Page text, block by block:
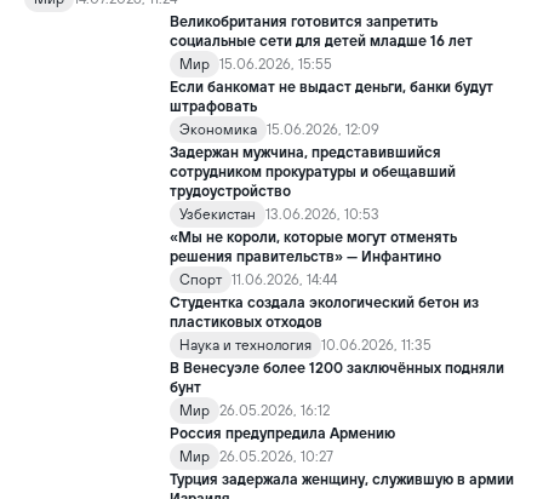
полученный на чемпионате мира по футболу FIFA 2026, в
качестве гуманитарной помощи жителям сектора Газа.
Великобритания готовится запретить
социальные сети для детей младше 16 лет
Мир 15.06.2026, 15:55
Если банкомат не выдаст деньги, банки будут
штрафовать
Экономика 15.06.2026, 12:09
Задержан мужчина, представившийся
сотрудником прокуратуры и обещавший
трудоустройство
Узбекистан
13.06.2026, 10:53
«Мы не короли, которые могут отменять
решения правительств» — Инфантино
Спорт 11.06.2026, 14:44
Студентка создала экологический бетон из
пластиковых отходов
Наука и технология 10.06.2026, 11:35
В Венесуэле более 1200 заключённых подняли
бунт
Мир 26.05.2026, 16:12
Россия предупредила Армению
Мир 26.05.2026, 10:27
Турция задержала женщину, служившую в армии